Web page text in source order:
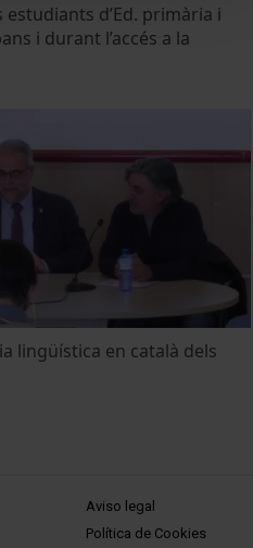
d’Ed. primària i
i durant l’accés a la
lingüística en català dels
MENÚ PEU 1
Aviso legal
Política de Cookies